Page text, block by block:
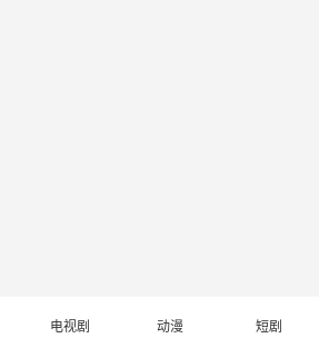
电视剧 动漫 短剧